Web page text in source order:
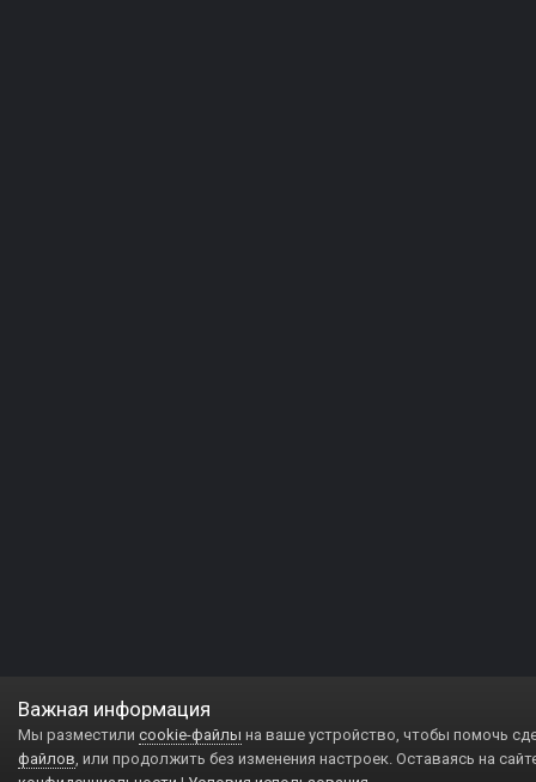
Важная информация
Мы разместили cookie-файлы на ваше устройство, чтобы помочь
файлов, или продолжить без изменения настроек. Оставаясь на